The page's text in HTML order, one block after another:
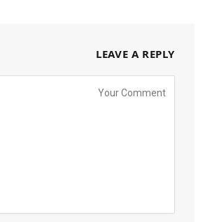
LEAVE A REPLY